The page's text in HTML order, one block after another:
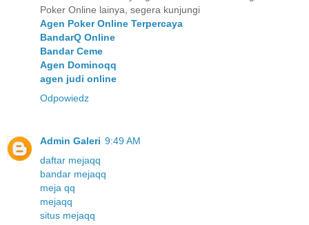
Poker Online lainya, segera kunjungi
Agen Poker Online Terpercaya
BandarQ Online
Bandar Ceme
Agen Dominoqq
agen judi online
Odpowiedz
Admin Galeri 9:49 AM
daftar mejaqq
bandar mejaqq
meja qq
mejaqq
situs mejaqq